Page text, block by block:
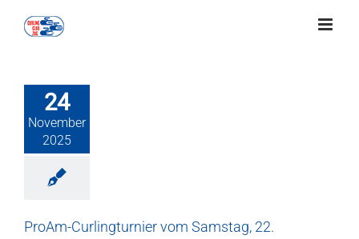
Inhalt
24
November
2025
ProAm-Curlingturnier vom Samstag, 22.